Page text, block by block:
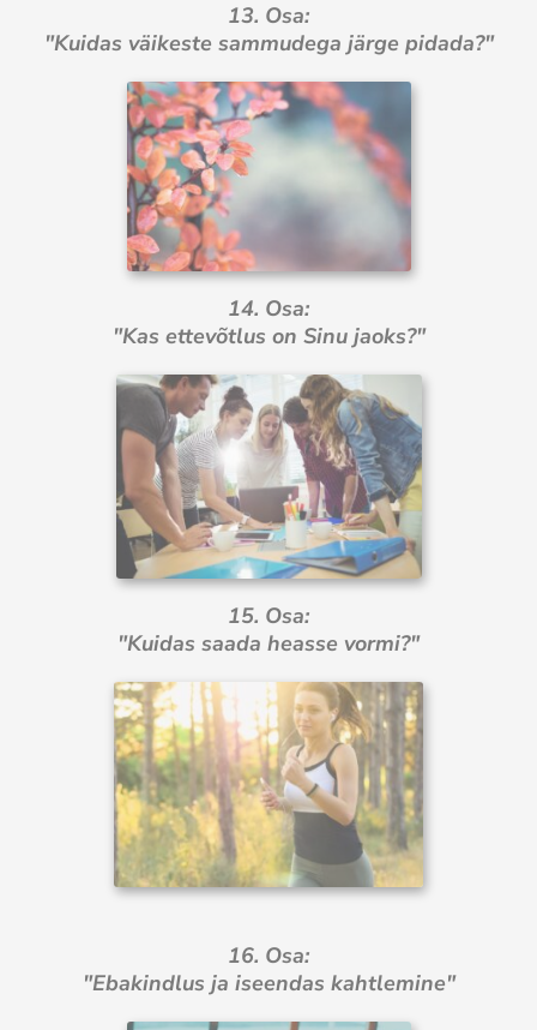
13. Osa:
"Kuidas väikeste sammudega järge pidada?"
14. Osa:
"Kas ettevõtlus on Sinu jaoks?"
15. Osa:
"Kuidas saada heasse vormi?"
16. Osa:
"Ebakindlus ja iseendas kahtlemine"